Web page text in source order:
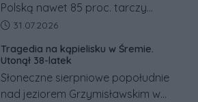
Polską nawet 85 proc. tarczy
Słońca. Największe zaćmienie od 27
lat przypadnie tuż przed
zachodem.
Data dodania artykułu:
31.07.2026
Tragedia na kąpielisku w Śremie.
Utonął 38-latek
Słoneczne sierpniowe popołudnie
nad jeziorem Grzymisławskim w